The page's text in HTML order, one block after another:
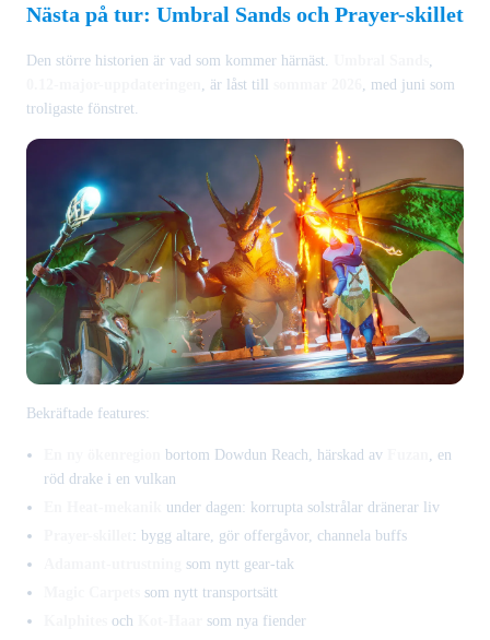
Nästa på tur: Umbral Sands och Prayer-skillet
Den större historien är vad som kommer härnäst.
, är låst till
, med juni som
troligaste fönstret.
Bekräftade features:
bortom Dowdun Reach, härskad av
, en
röd drake i en vulkan
under dagen: korrupta solstrålar dränerar liv
: bygg altare, gör offergåvor, channela buffs
som nytt gear-tak
som nytt transportsätt
och som nya fiender